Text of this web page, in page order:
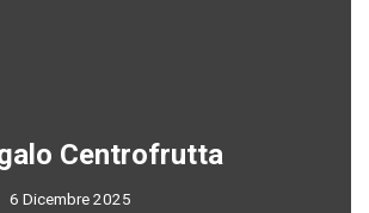
Centrofrutta
6 Dicembre 2025